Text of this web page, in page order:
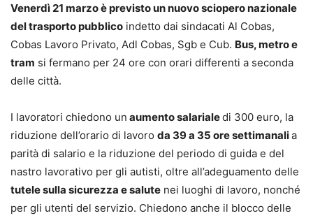
Venerdì 21 marzo è previsto un nuovo sciopero nazionale
del trasporto pubblico indetto dai sindacati Al Cobas,
Cobas Lavoro Privato, Adl Cobas, Sgb e Cub. Bus, metro e
tram si fermano per 24 ore con orari differenti a seconda
delle città.
I lavoratori chiedono un aumento salarialedi 300 euro, la
riduzione dell’orario di lavoro da 39 a 35 ore settimanalia
parità di salario e la riduzione del periodo di guida e del
nastro lavorativo per gli autisti, oltre all’adeguamento delle
tutele sulla sicurezza e salute nei luoghi di lavoro, nonché
per gli utenti del servizio. Chiedono anche il blocco delle